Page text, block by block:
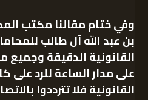
وفي ختام مقالنا مكتب
بن عبد الله آل طالب
القانونيةالدقيقة وجميع
على مدار الساعة للرد على
القانونية فلا تترددوا